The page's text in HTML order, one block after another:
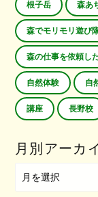
根子岳 森あ
森でモリモリ遊び
森の仕事を依頼し
自然体験 自
講座 長野校
月別アーカ